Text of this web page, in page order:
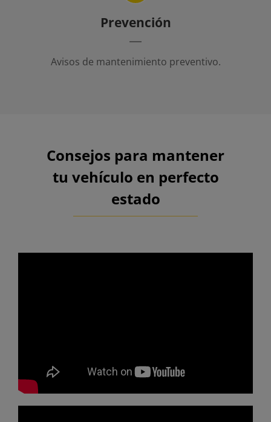
Prevención
Avisos de mantenimiento preventivo.
Consejos para mantener
tu vehículo en perfecto
estado